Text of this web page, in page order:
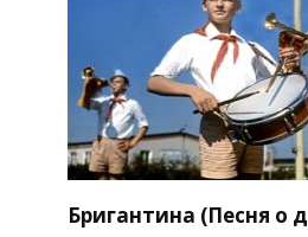
Бригантина (Песня о